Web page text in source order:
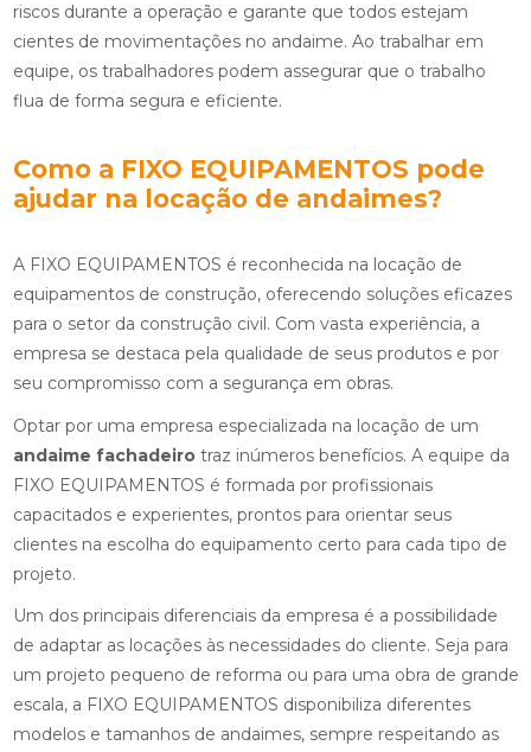
riscos durante a operação e garante que todos estejam
cientes de movimentações no andaime. Ao trabalhar em
equipe, os trabalhadores podem assegurar que o trabalho
flua de forma segura e eficiente.
Como a FIXO EQUIPAMENTOS pode
ajudar na locação de andaimes?
A FIXO EQUIPAMENTOS é reconhecida na locação de
equipamentos de construção, oferecendo soluções eficazes
para o setor da construção civil. Com vasta experiência, a
empresa se destaca pela qualidade de seus produtos e por
seu compromisso com a segurança em obras.
Optar por uma empresa especializada na locação de um
andaime fachadeirotraz inúmeros benefícios. A equipe da
FIXO EQUIPAMENTOS é formada por profissionais
capacitados e experientes, prontos para orientar seus
clientes na escolha do equipamento certo para cada tipo de
projeto.
Um dos principais diferenciais da empresa é a possibilidade
de adaptar as locações às necessidades do cliente. Seja para
um projeto pequeno de reforma ou para uma obra de grande
escala, a FIXO EQUIPAMENTOS disponibiliza diferentes
modelos e tamanhos de andaimes, sempre respeitando as